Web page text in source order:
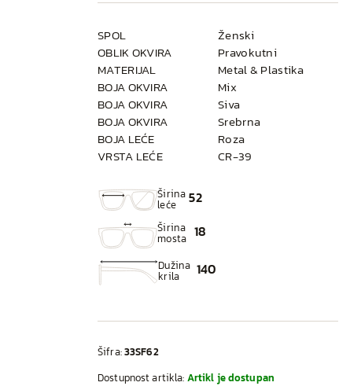
SPOL
Ženski
OBLIK OKVIRA
Pravokutni
MATERIJAL
Metal & Plastika
BOJA OKVIRA
Mix
BOJA OKVIRA
Siva
BOJA OKVIRA
Srebrna
BOJA LEĆE
Roza
VRSTA LEĆE
CR-39
Širina
leće 52
Širina
mosta 18
Dužina
krila 140
Šifra:33SF62
Dostupnost artikla: Artikl je dostupan